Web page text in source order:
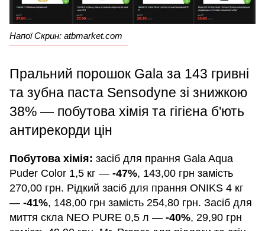
Напої Скрин: atbmarket.com
Пральний порошок Gala за 143 гривні
та зубна паста Sensodyne зі знижкою
38% — побутова хімія та гігієна б'ють
антирекорди цін
Побутова хімія: засіб для прання Gala Aqua
Puder Color 1,5 кг — -47%, 143,00 грн замість
270,00 грн. Рідкий засіб для прання ONIKS 4 кг
— -41%, 148,00 грн замість 254,80 грн. Засіб для
миття скла NEO PURE 0,5 л — -40%, 29,90 грн